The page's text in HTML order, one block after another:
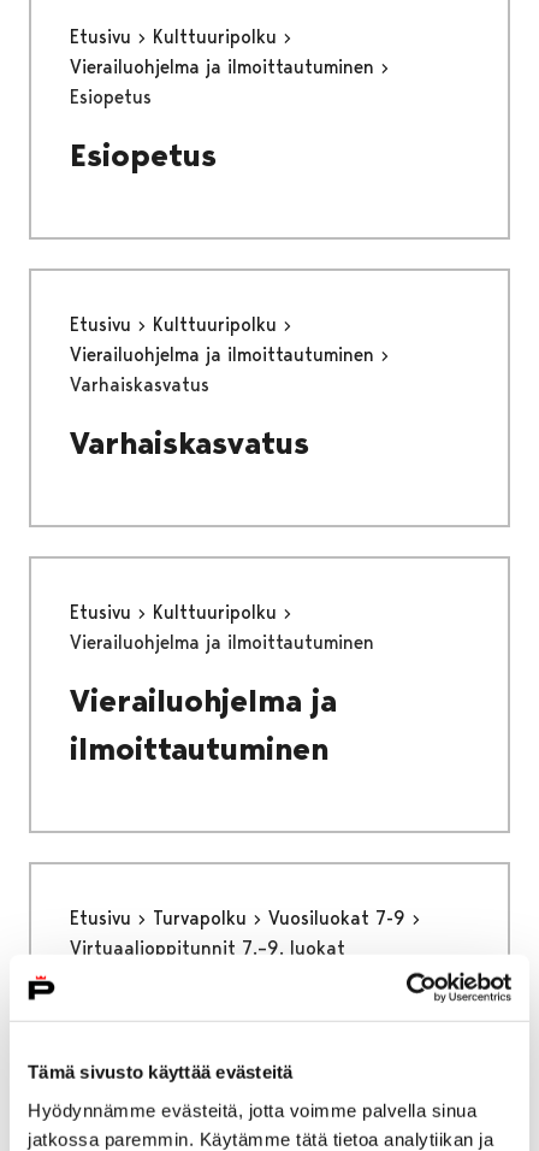
Tämä sivusto käyttää evästeitä
Hyödynnämme evästeitä, jotta voimme palvella sinua
jatkossa paremmin. Käytämme tätä tietoa analytiikan ja
Etusivu
Kulttuuripolku
Vierailuohjelma ja ilmoittautuminen
Esiopetus
Esiopetus
Etusivu
Kulttuuripolku
Vierailuohjelma ja ilmoittautuminen
Varhaiskasvatus
Varhaiskasvatus
Etusivu
Kulttuuripolku
Vierailuohjelma ja ilmoittautuminen
Vierailuohjelma ja
ilmoittautuminen
Etusivu Turvapolku
Vuosiluokat 7-9
Virtuaalioppitunnit 7.–9. luokat
Virtuaalioppitunnit 7.–9.
luokat